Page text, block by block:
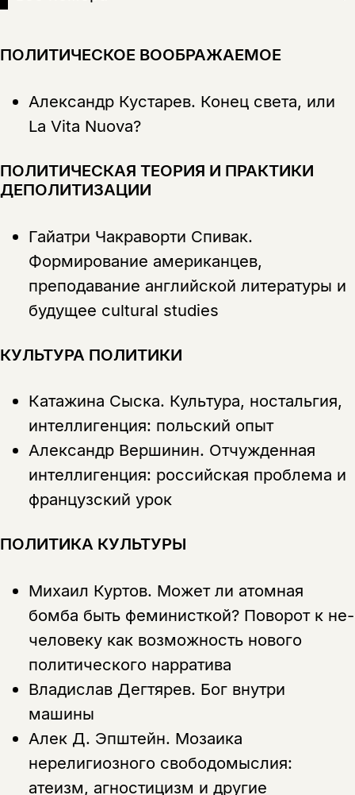
ПОЛИТИЧЕСКОЕ ВООБРАЖАЕМОЕ
Александр Кустарев. Конец света, или
La Vita Nuova?
ПОЛИТИЧЕСКАЯ ТЕОРИЯ И ПРАКТИКИ
ДЕПОЛИТИЗАЦИИ
Гайатри Чакраворти Спивак.
Формирование американцев,
преподавание английской литературы и
будущее cultural studies
КУЛЬТУРА ПОЛИТИКИ
Катажина Сыска. Культура, ностальгия,
интеллигенция: польский опыт
Александр Вершинин. Отчужденная
интеллигенция: российская проблема и
французский урок
ПОЛИТИКА КУЛЬТУРЫ
Михаил Куртов. Может ли атомная
бомба быть феминисткой? Поворот к не-
человеку как возможность нового
политического нарратива
Владислав Дегтярев. Бог внутри
машины
Алек Д. Эпштейн. Мозаика
нерелигиозного свободомыслия:
атеизм, агностицизм и другие
Поделиться
Подписка на рассылку
Раз в неделю мы отправляем рассылку
За подписку дарим промокод на
скидку 15%
Я соглашаюсь с Политикой конфиденциальности
Этой книги временно
нет в продаже.
Вы можете подписаться на
электронный адрес.
Я соглашаюсь сПолитикой конфиденциальности
подписаться
Эта книга
не предназначена для
несовершеннолетних
Скажите, пожалуйста,
вам уже исполнилось 18 лет?
нет, вернуться назад